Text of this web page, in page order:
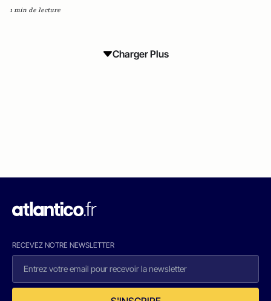
1 min de lecture
Charger Plus
RECEVEZ NOTRE NEWSLETTER